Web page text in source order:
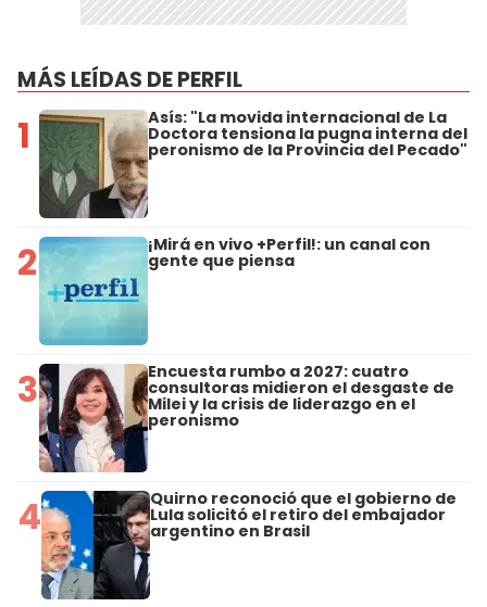
MÁS LEÍDAS DE PERFIL
1 Asís: "La movida internacional de La
Doctora tensiona la pugna interna del
peronismo de la Provincia del Pecado"
2 ¡Mirá en vivo +Perfil!: un canal con
gente que piensa
3 Encuesta rumbo a 2027: cuatro
consultoras midieron el desgaste de
Milei y la crisis de liderazgo en el
peronismo
4 Quirno reconoció que el gobierno de
Lula solicitó el retiro del embajador
argentino en Brasil